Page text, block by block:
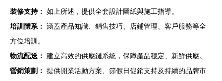
裝修支持： 如上所述，提供全套設計圖紙與施工指導。
培訓體系： 涵蓋產品知識、銷售技巧、店鋪管理、客戶服務等全
方位培訓。
物流配送： 建立高效的供應鏈系統，保障產品穩定、新鮮供應。
營銷策劃： 提供開業活動方案、節假日促銷支持及持續的品牌市